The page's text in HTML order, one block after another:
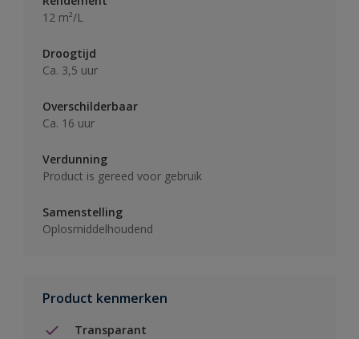
12 m²/L
Droogtijd
Ca. 3,5 uur
Overschilderbaar
Ca. 16 uur
Verdunning
Product is gereed voor gebruik
Samenstelling
Oplosmiddelhoudend
Product kenmerken
Transparant